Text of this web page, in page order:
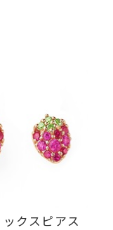
クスピアス